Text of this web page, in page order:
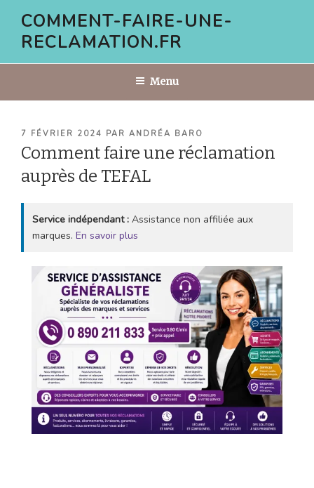
contenu
COMMENT-FAIRE-UNE-
RECLAMATION.FR
Menu
PUBLIÉ
LE
7 FÉVRIER 2024 PAR ANDRÉA BARO
Comment faire une réclamation
auprès de TEFAL
Service indépendant : Assistance non affiliée aux
marques. En savoir plus